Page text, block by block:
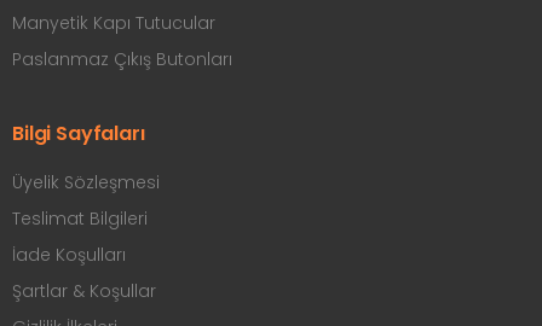
Manyetik Kapı Tutucular
Paslanmaz Çıkış Butonları
Bilgi Sayfaları
Üyelik Sözleşmesi
Teslimat Bilgileri
İade Koşulları
Şartlar & Koşullar